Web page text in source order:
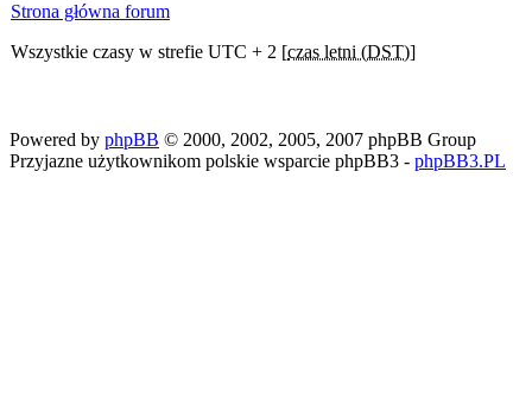
Strona główna forum
Wszystkie czasy w strefie UTC + 2 [czas letni (DST)]
Powered by phpBB © 2000, 2002, 2005, 2007 phpBB Group
Przyjazne użytkownikom polskie wsparcie phpBB3 - phpBB3.PL